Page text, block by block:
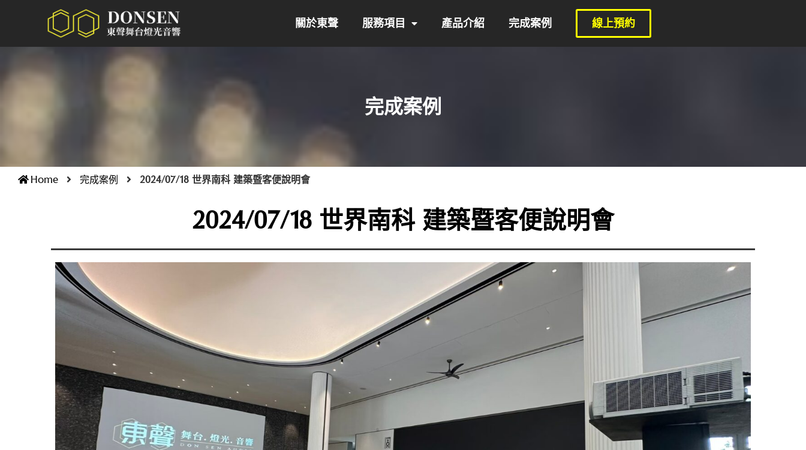
關於東聲 服務項目 產品介紹 完成案例 線上預約
完成案例
Home 完成案例 2024/07/18 世界南科 建築暨客便說明會
2024/07/18 世界南科 建築暨客便說明會